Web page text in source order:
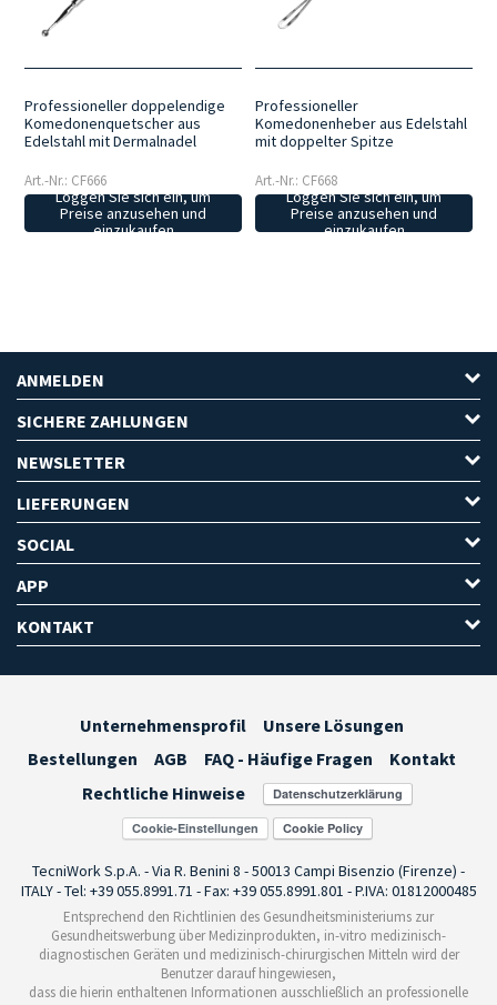
für Desinfektions- und Sterilisationsverfahren, wodurch sie
Widerstandsfähigkeit, Zuverlässigkeit und eine lange Lebensdauer
stabilen Halt und eine gute Kontrolle bieten.
Professioneller doppelendige
Komedonenquetscher aus
Edelstahl mit Dermalnadel
Art.-Nr.: CF666
Loggen Sie sich ein, um
Preise anzusehen und
einzukaufen
Professioneller
Komedonenheber aus Edelstahl
mit doppelter Spitze
Art.-Nr.: CF668
Loggen Sie sich ein, um
Preise anzusehen und
einzukaufen
ANMELDEN
SICHERE ZAHLUNGEN
NEWSLETTER
LIEFERUNGEN
SOCIAL
APP
KONTAKT
Unternehmensprofil
Unsere Lösungen
Bestellungen
AGB FAQ - Häufige Fragen
Kontakt
Rechtliche Hinweise
Cookie-Einstellungen
TecniWork S.p.A. - Via R. Benini 8 - 50013 Campi Bisenzio (Firenze) -
ITALY - Tel: +39 055.8991.71 - Fax: +39 055.8991.801 - P.IVA: 01812000485
Entsprechend den Richtlinien des Gesundheitsministeriums zur
Gesundheitswerbung über Medizinprodukten, in-vitro medizinisch-
diagnostischen Geräten und medizinisch-chirurgischen Mitteln wird der
Benutzer darauf hingewiesen,
dass die hierin enthaltenen Informationen ausschließlich an professionelle